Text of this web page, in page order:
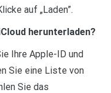
auf „Laden”.
herunterladen?
Ihre Apple-ID und
Sie eine Liste von
Sie das